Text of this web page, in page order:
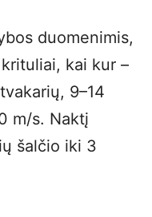
duomenimis,
kai kur –
9–14
m/s. Naktį
šalčio iki 3